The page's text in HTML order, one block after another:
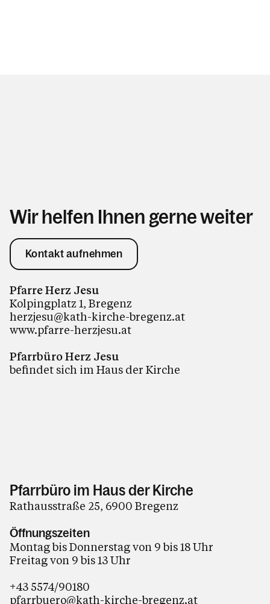
Wir helfen Ihnen gerne weiter
Kontakt aufnehmen
Pfarre Herz Jesu
Kolpingplatz 1, Bregenz
herzjesu@kath-kirche-bregenz.at
www.pfarre-herzjesu.at
Pfarrbüro Herz Jesu
befindet sich im Haus der Kirche
Pfarrbüro im Haus der Kirche
Rathausstraße 25, 6900 Bregenz
Öffnungszeiten
Montag bis Donnerstag von 9 bis 18 Uhr
Freitag von 9 bis 13 Uhr
+43 5574/90180
pfarrbuero@kath-kirche-bregenz.at